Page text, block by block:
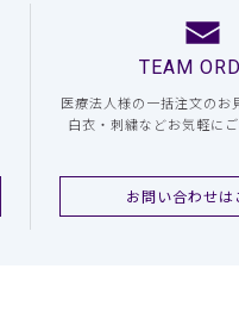
TEAM
医療法人様の一括注文のお
白衣・刺繍などお気軽にご
お問い合わせは